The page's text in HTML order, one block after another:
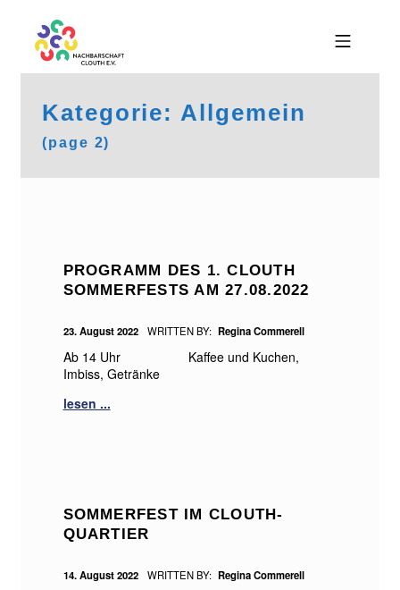
Skip to main navigation
Skip to main content
Skip to footer
NACHBARSCHAFT CLOUTH
MOBILE MENU
Kategorie: Allgemein
(page 2)
PROGRAMM DES 1. CLOUTH
SOMMERFESTS AM 27.08.2022
23. August 2022 WRITTEN BY: Regina Commerell
Ab 14 Uhr Kaffee und Kuchen,
Imbiss, Getränke
SOMMERFEST IM CLOUTH-
QUARTIER
14. August 2022 WRITTEN BY: Regina Commerell